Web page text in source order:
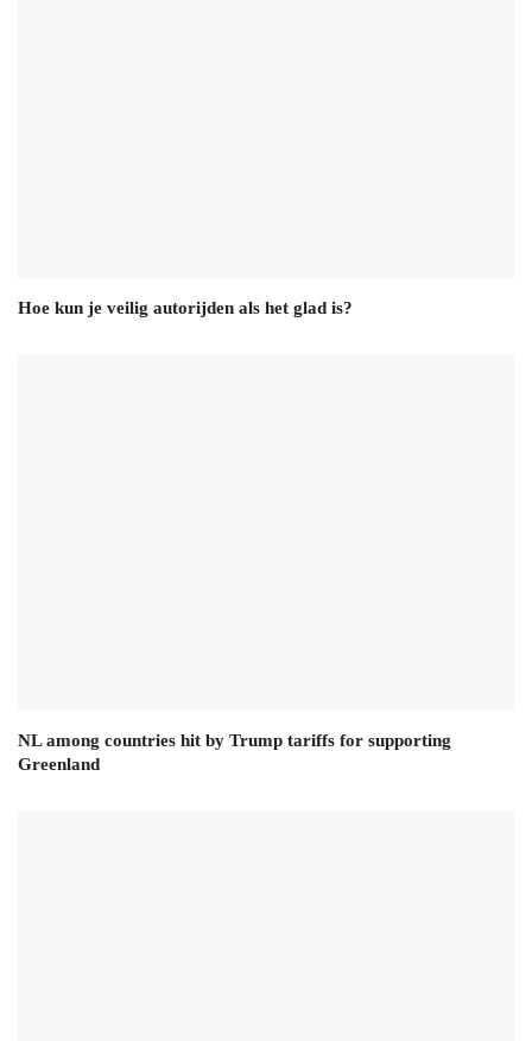
Hoe kun je veilig autorijden als het glad is?
NL among countries hit by Trump tariffs for supporting
Greenland